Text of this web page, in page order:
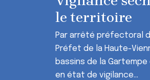
le territoire
Par arrêté préfectoral
Préfet de la Haute-
bassins de la Gartempe
en état de vigilance...